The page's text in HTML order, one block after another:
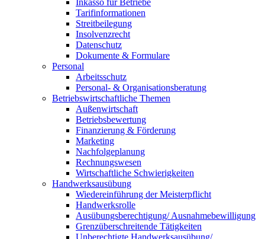
Inkasso für Betriebe
Tarifinformationen
Streitbeilegung
Insolvenzrecht
Datenschutz
Dokumente & Formulare
Personal
Arbeitsschutz
Personal- & Organisationsberatung
Betriebswirtschaftliche Themen
Außenwirtschaft
Betriebsbewertung
Finanzierung & Förderung
Marketing
Nachfolgeplanung
Rechnungswesen
Wirtschaftliche Schwierigkeiten
Handwerksausübung
Wiedereinführung der Meisterpflicht
Handwerksrolle
Ausübungsberechtigung/ Ausnahmebewilligung
Grenzüberschreitende Tätigkeiten
Unberechtigte Handwerksausübung/